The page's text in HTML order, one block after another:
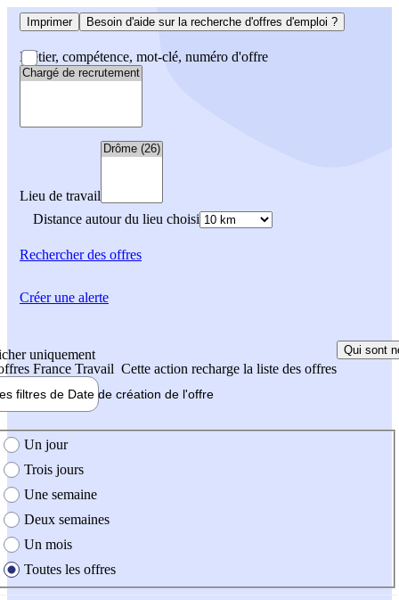
Imprimer Besoin d'aide sur la recherche d'offres d'emploi ?
Métier, compétence, mot-clé, numéro d'offre
Lieu de travail
Distance autour du lieu choisi
Rechercherdes offres
uniquement
France Travail Cette action recharge la liste des offres
Qui sont
filtres de Date de création de l'offre
création de l'offre
Un jour
Trois jours
Une semaine
Deux semaines
Un mois
Toutes les offres
Créer une alerte